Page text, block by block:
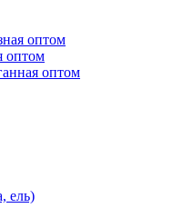
оптом
оптом
оптом
ель)